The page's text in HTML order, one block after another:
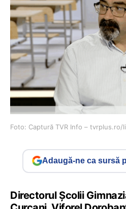
Foto: Captură TVR Info – tvrplus.ro/
Adaugă-ne ca sursă
Directorul Școlii